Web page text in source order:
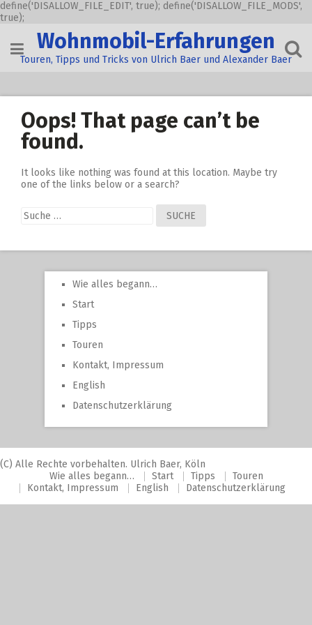
define('DISALLOW_FILE_EDIT', true); define('DISALLOW_FILE_MODS',
true);
content
Wohnmobil-Erfahrungen
Touren, Tipps und Tricks von Ulrich Baer und Alexander Baer
Oops! That page can’t be
found.
It looks like nothing was found at this location. Maybe try
one of the links below or a search?
Suche
nach:
Wie alles begann…
Start
Tipps
Touren
Kontakt, Impressum
English
Datenschutzerklärung
(C) Alle Rechte vorbehalten. Ulrich Baer, Köln
Wie alles begann…
Start Tipps
Touren
Kontakt, Impressum
English Datenschutzerklärung